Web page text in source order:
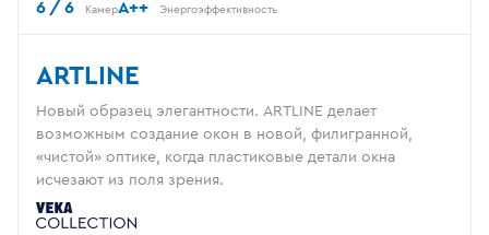
6 / 6 КамерA++ Энергоэффективность
ARTLINE
Новый образец элегантности. ARTLINE делает
возможным создание окон в новой, филигранной,
«чистой» оптике, когда пластиковые детали окна
исчезают из поля зрения.